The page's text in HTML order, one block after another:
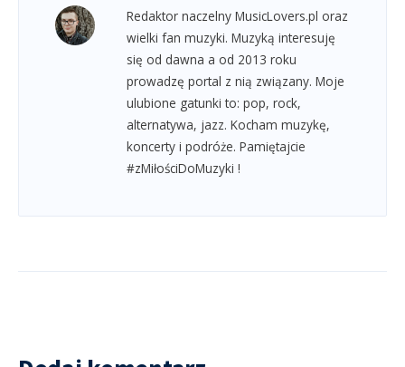
Redaktor naczelny MusicLovers.pl oraz
wielki fan muzyki. Muzyką interesuję
się od dawna a od 2013 roku
prowadzę portal z nią związany. Moje
ulubione gatunki to: pop, rock,
alternatywa, jazz. Kocham muzykę,
koncerty i podróże. Pamiętajcie
#zMiłościDoMuzyki !